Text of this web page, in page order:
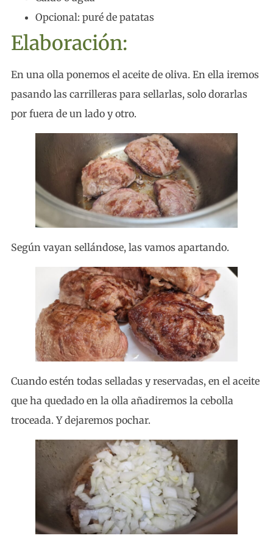
Opcional: puré de patatas
Elaboración:
En una olla ponemos el aceite de oliva. En ella iremos
pasando las carrilleras para sellarlas, solo dorarlas
por fuera de un lado y otro.
Según vayan sellándose, las vamos apartando.
Cuando estén todas selladas y reservadas, en el aceite
que ha quedado en la olla añadiremos la cebolla
troceada. Y dejaremos pochar.